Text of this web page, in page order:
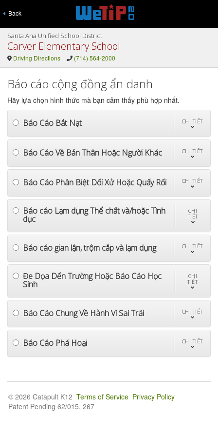
Back
Santa Ana Unified School District
Carver Elementary School
Driving Directions (714) 564-2000
Báo cáo cộng đồng ẩn danh
Hãy lựa chọn hình thức mà bạn cảm thấy phù hợp nhất.
Báo Cáo Bắt Nạt CHI TIẾT
Báo Cáo Về Bản Thân Hoặc Người Khác CHI TIẾT
Báo Cáo Phân Biệt Dối Xử Hoặc Quấy Rối CHI TIẾT
Báo cáo Lạm dụng Thể chất và/hoặc Tình
dục
CHI
TIẾT
Báo cáo gian lận, trộm cắp và lạm dụng CHI TIẾT
Đe Dọa Dến Trường Hoặc Báo Cáo Học
Sinh
CHI
TIẾT
Báo Cáo Chung Về Hành Vi Sai Trái CHI TIẾT
Báo Cáo Phá Hoại CHI TIẾT
© 2026 Catapult K12 Terms of Service Privacy Policy
Patent Pending 62/015, 267